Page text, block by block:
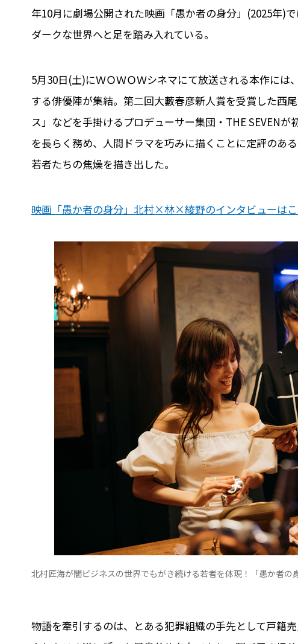
年10月に劇場公開された映画「愚か者の身分」(2025年)
ダークな世界へと足を踏み入れている。
5月30日(土)にＷＯＷＯＷシネマにて放送される本作に
する俳優陣が集結。第二回大藪春彦新人賞を受賞した西
ス」などを手掛けるプロデューサー集団・THE SEVEN
を長らく務め、人間ドラマを巧みに描くことに定評のあ
若者たちの焦燥を描き出した。
映画「愚か者の身分」北村×林×綾野のインタビューは
北村匠海が闇ビジネスの世界でもがき続ける若者を体現！「愚か者の
物語を牽引するのは、とある犯罪組織の手先として戸籍